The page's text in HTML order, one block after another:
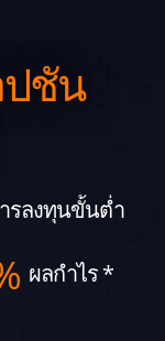
ปชัน
รลงทุนขั้นต่ำ
ผลกำไร*